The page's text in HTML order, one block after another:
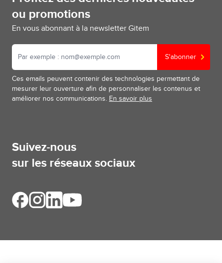
ou promotions
En vous abonnant à la newsletter Gitem
S'abonner
Ces emails peuvent contenir des technologies permettant de
mesurer leur ouverture afin de personnaliser les contenus et
améliorer nos communications. En savoir plus
Suivez-nous
sur les réseaux sociaux